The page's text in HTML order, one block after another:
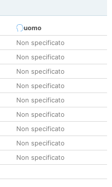
uomo
Non specificato
Non specificato
Non specificato
Non specificato
Non specificato
Non specificato
Non specificato
Non specificato
Non specificato